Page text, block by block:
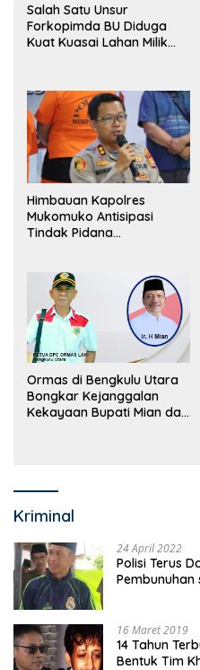
Salah Satu Unsur
Forkopimda BU Diduga
Kuat Kuasai Lahan Milik
Himbauan Kapolres
Mukomuko Antisipasi
Tindak Pidana
Ormas di Bengkulu Utara
Bongkar Kejanggalan
Kekayaan Bupati Mian dan
Kriminal
24 April 2022
Polisi Terus
Pembunuhan
16 Maret 2019
14 Tahun
Bentuk Tim